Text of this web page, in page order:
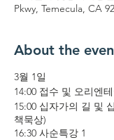
Pkwy, Temecula, CA
About the
3월 1일
14:00 접수 및 오리엔
15:00 십자가의 길 및
책묵상)
16:30 사순특강 1